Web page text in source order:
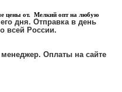
от. Мелкий опт на любую
дня. Отправка в день
всей России.
менеджер. Оплаты на сайте